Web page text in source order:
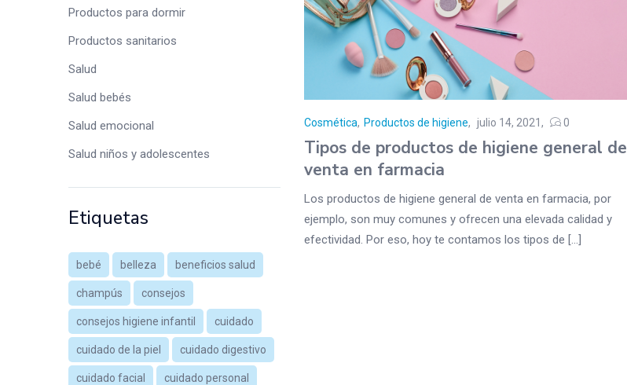
Productos para dormir
Productos sanitarios
Salud
Salud bebés
Salud emocional
Salud niños y adolescentes
Etiquetas
bebé belleza beneficios salud
champús consejos
consejos higiene infantil cuidado
cuidado de la piel cuidado digestivo
cuidado facial cuidado personal
Cosmética, Productos de higiene julio 14, 2021 0
Tipos de productos de higiene general de
venta en farmacia
Los productos de higiene general de venta en farmacia, por
ejemplo, son muy comunes y ofrecen una elevada calidad y
efectividad. Por eso, hoy te contamos los tipos de [...]